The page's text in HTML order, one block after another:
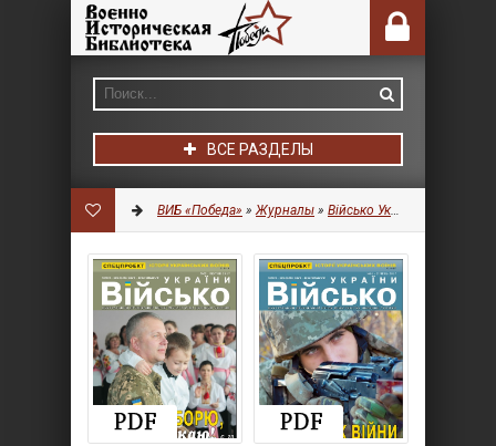
ВСЕ РАЗДЕЛЫ
ВИБ «Победа» »Журналы » Військо України